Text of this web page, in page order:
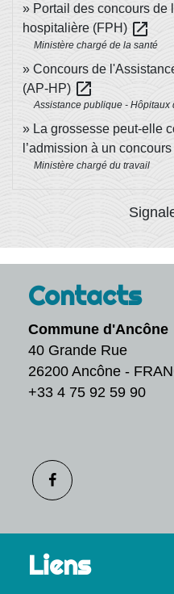
Portail des concours de
hospitalière (FPH) open_in_new
Ministère chargé de la santé
Concours de
(AP-HP) open_in_new
Assistance publique - Hôpitaux
La grossesse peut-elle
l’admission à un
Ministère chargé du travail
Contacts
Commune d'Ancône
40 Grande Rue
26200 Ancône -
+33 4 75 92 59 90
Liens